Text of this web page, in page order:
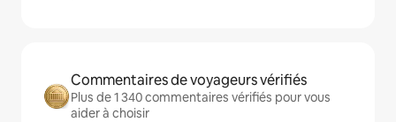
Commentaires de voyageurs vérifiés
Plus de 1 340 commentaires vérifiés pour vous
aider à choisir